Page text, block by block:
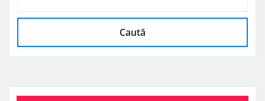
Caută